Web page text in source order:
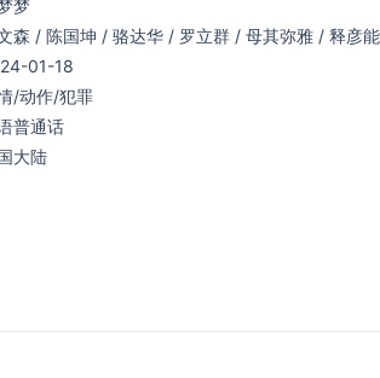
梦
森 / 陈国坤 / 骆达华 / 罗立群 / 母其弥雅 / 释彦
01-18
/动作/犯罪
普通话
大陆